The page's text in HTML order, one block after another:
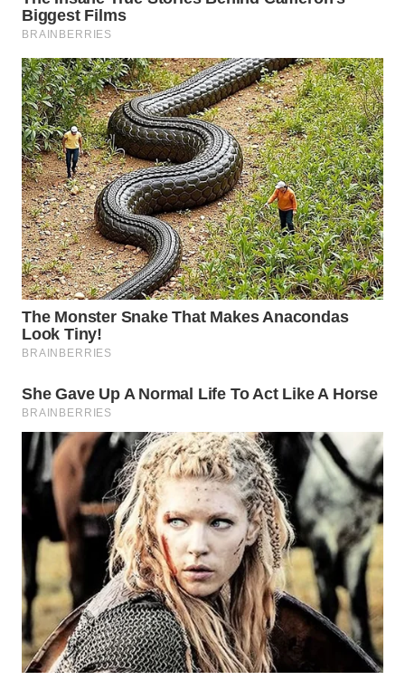
SUMEDANG
WN
CIANJUR
WN
KEPULAUAN
SERIBU
WN
TANGERANG
WN
WN
WN
INDRAMAYU
KUNINGAN
WN
MAJALENGKA
WN
SUBANG